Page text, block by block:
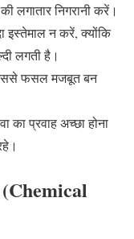
लगातार निगरानी करें।
इस्तेमाल न करें, क्योंकि
लगती है।
फसल मजबूत बन
का प्रवाह अच्छा होना
(Chemical